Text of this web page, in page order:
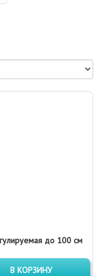
до 100 см
В КОРЗИНУ